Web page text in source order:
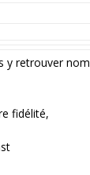
y retrouver
fidélité,